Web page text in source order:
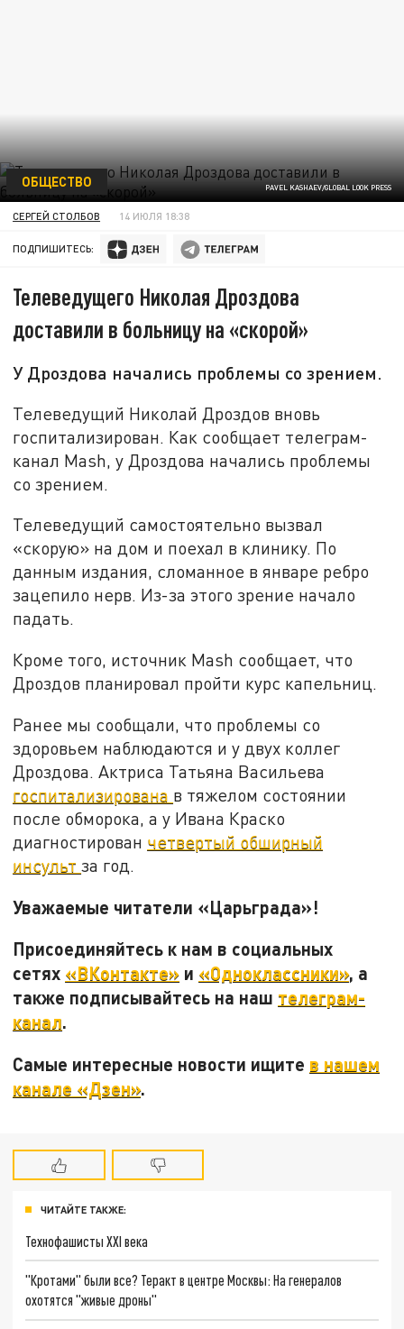
PAVEL KASHAEV/GLOBAL LOOK PRESS
ОБЩЕСТВО
СЕРГЕЙ СТОЛБОВ 14 ИЮЛЯ 18:38
ПОДПИШИТЕСЬ:
Телеведущего Николая Дроздова
доставили в больницу на «скорой»
У Дроздова начались проблемы со зрением.
Телеведущий Николай Дроздов вновь
госпитализирован. Как сообщает телеграм-
канал Mash, у Дроздова начались проблемы
со зрением.
Телеведущий самостоятельно вызвал
«скорую» на дом и поехал в клинику. По
данным издания, сломанное в январе ребро
зацепило нерв. Из-за этого зрение начало
падать.
Кроме того, источник Mash сообщает, что
Дроздов планировал пройти курс капельниц.
Ранее мы сообщали, что проблемы со
здоровьем наблюдаются и у двух коллег
Дроздова. Актриса Татьяна Васильева
госпитализирована в тяжелом состоянии
после обморока, а у Ивана Краско
диагностирован четвертый обширный
инсультза год.
Уважаемые читатели «Царьграда»!
Присоединяйтесь к нам в социальных
сетях «ВКонтакте» и «Одноклассники», а
также подписывайтесь на наш телеграм-
канал.
Самые интересные новости ищите в нашем
канале «Дзен».
ЧИТАЙТЕ ТАКЖЕ:
Технофашисты XXI века
"Кротами" были все? Теракт в центре Москвы: На генералов
охотятся "живые дроны"